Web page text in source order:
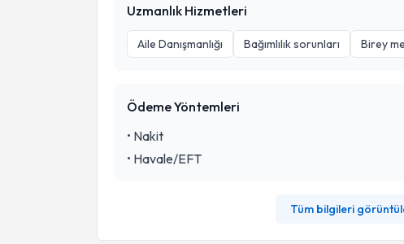
Uzmanlık Hizmetleri
Aile Danışmanlığı Bağımlılık sorunları Birey
Ödeme Yöntemleri
• Nakit
• Havale/EFT
Tüm bilgileri